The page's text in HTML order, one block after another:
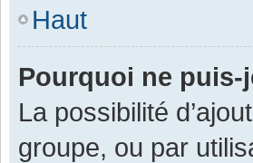
Haut
Pourquoi ne puis-
La possibilité
groupe, ou par